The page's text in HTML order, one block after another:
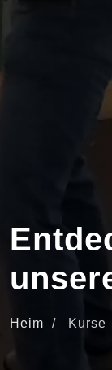
Heim / Kurse